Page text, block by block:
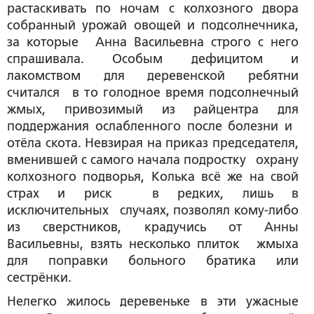
растаскивать по ночам с колхозного двора
собранный урожай овощей и подсолнечника,
за которые Анна Васильевна строго с него
спрашивала. Особым дефицитом и
лакомством для деревенской ребятни
считался в то голодное время подсолнечный
жмых, привозимый из райцентра для
поддержания ослабленного после болезни и
отёла скота. Невзирая на приказ председателя,
вменившей с самого начала подростку охрану
колхозного подворья, Колька всё же на свой
страх и риск в редких, лишь в
исключительных случаях, позволял кому-либо
из сверстников, крадучись от Анны
Васильевны, взять несколько плиток жмыха
для поправки больного братика или
сестрёнки.
Нелегко жилось деревеньке в эти ужасные